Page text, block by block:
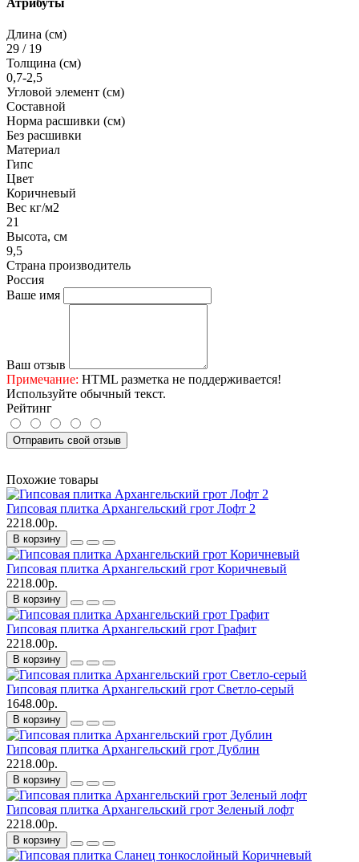
Атрибуты
Длина (см)
29 / 19
Толщина (см)
0,7-2,5
Угловой элемент (см)
Составной
Норма расшивки (см)
Без расшивки
Материал
Гипс
Цвет
Коричневый
Вес кг/м2
21
Высота, см
9,5
Страна производитель
Россия
Ваше имя
Ваш отзыв
Примечание: HTML разметка не поддерживается!
Используйте обычный текст.
Рейтинг
Отправить свой отзыв
Похожие товары
Гипсовая плитка Архангельский грот Лофт 2
2218.00р.
В корзину
Гипсовая плитка Архангельский грот Коричневый
2218.00р.
В корзину
Гипсовая плитка Архангельский грот Графит
2218.00р.
В корзину
Гипсовая плитка Архангельский грот Светло-серый
1648.00р.
В корзину
Гипсовая плитка Архангельский грот Дублин
2218.00р.
В корзину
Гипсовая плитка Архангельский грот Зеленый лофт
2218.00р.
В корзину